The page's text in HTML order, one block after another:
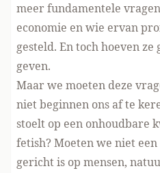
meer fundamentele
economie en wie ervan
gesteld. En toch hoeven
geven.
Maar we moeten deze
niet beginnen ons af te
stoelt op een onhoudbare
fetish? Moeten we niet
gericht is op mensen,